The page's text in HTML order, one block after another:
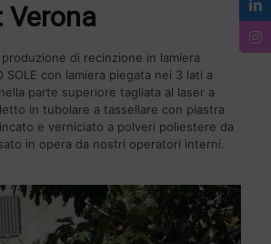
Verona
di recinzione in lamiera
SOLE con lamiera piegata nei 3 lati a
parte superiore tagliata al laser a
in tubolare a tassellare con piastra
e verniciato a polveri poliestere da
in opera da nostri operatori interni.